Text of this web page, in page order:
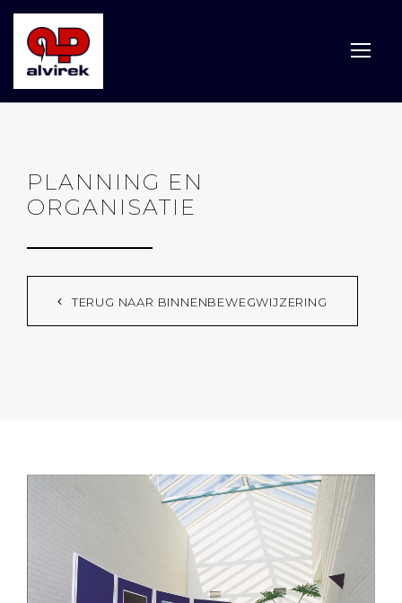
PLANNING EN
ORGANISATIE
TERUG NAAR BINNENBEWEGWIJZERING